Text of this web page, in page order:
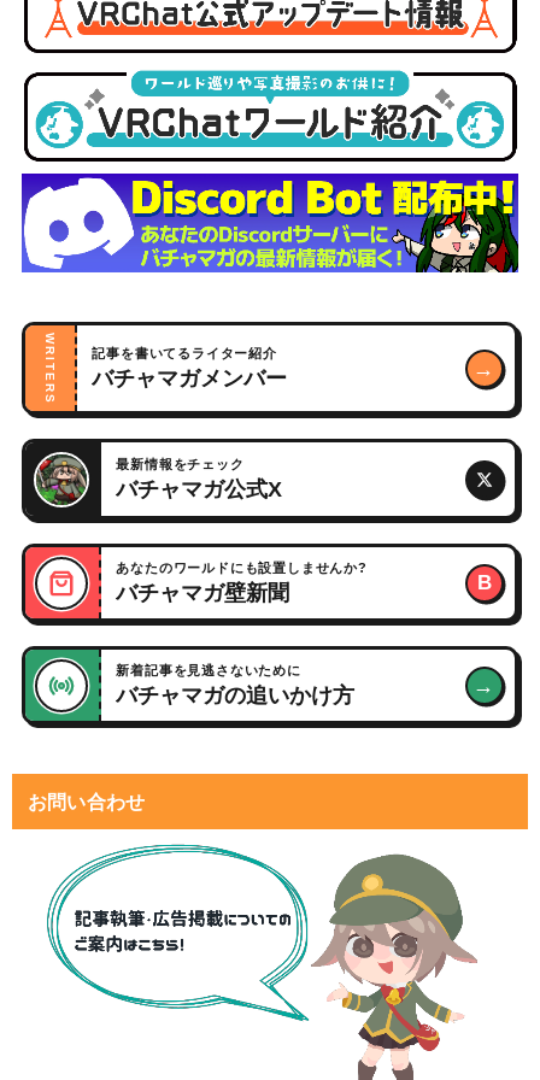
WRITERS 記事を書いてるライター紹介
バチャマガメンバー →
最新情報をチェック
バチャマガ公式X
あなたのワールドにも設置しませんか?
バチャマガ壁新聞 B
新着記事を見逃さないために
バチャマガの追いかけ方 →
お問い合わせ